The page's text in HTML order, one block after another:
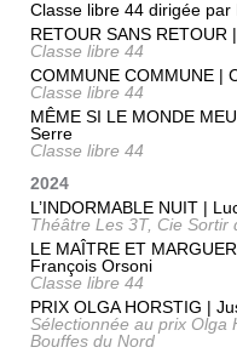
Classe libre 44 dirigée par
RETOUR SANS RETOUR |
Classe libre 44
COMMUNE COMMUNE |
Classe libre 44
MÊME SI LE MONDE
Serre
Classe libre 44
2024
L’INDORMABLE NUIT |
Théâtre Les 3T, Cie Sortir
LE MAÎTRE ET
François Orsoni
Classe libre 44
PRIX OLGA HORSTIG |
Sélectionnée au prix Olga
Bouffes du Nord